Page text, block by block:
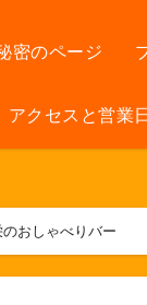
密のページ
アクセスと営業
おしゃべりバー